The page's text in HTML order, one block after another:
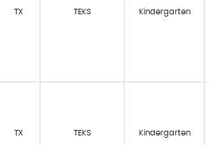
TX TEKS Kindergarten
TX TEKS Kindergarten